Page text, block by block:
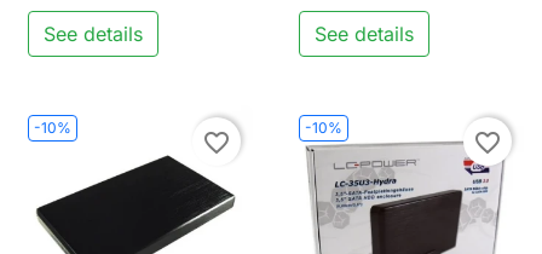
See details See details
-10%
favorite_border
-10%
favorite_border